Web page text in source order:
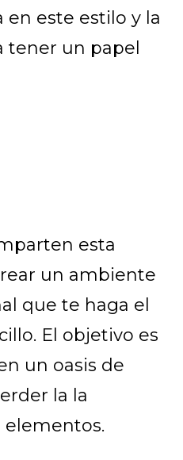
este estilo y la
tener un papel
esta
un ambiente
que te haga el
El objetivo es
un oasis de
la la
elementos.